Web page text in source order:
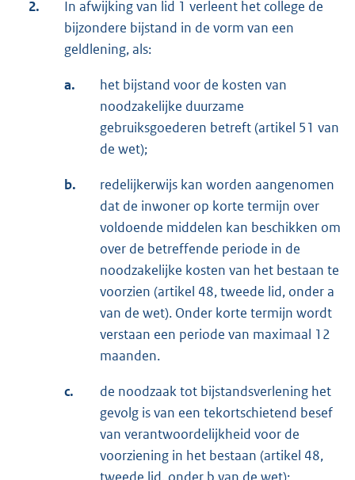
2.
In afwijking van lid 1 verleent het college de
bijzondere bijstand in de vorm van een
geldlening, als:
a.
het bijstand voor de kosten van
noodzakelijke duurzame
gebruiksgoederen betreft (artikel 51 van
de wet);
b.
redelijkerwijs kan worden aangenomen
dat de inwoner op korte termijn over
voldoende middelen kan beschikken om
over de betreffende periode in de
noodzakelijke kosten van het bestaan te
voorzien (artikel 48, tweede lid, onder a
van de wet). Onder korte termijn wordt
verstaan een periode van maximaal 12
maanden.
c.
de noodzaak tot bijstandsverlening het
gevolg is van een tekortschietend besef
van verantwoordelijkheid voor de
voorziening in het bestaan (artikel 48,